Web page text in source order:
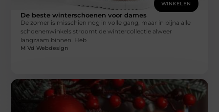
WINKELEN
De beste winterschoenen voor dames
De zomer is misschien nog in volle gang, maar in bijna alle
schoenenwinkels stroomt de wintercollectie alweer
langzaam binnen. Heb
M Vd Webdesign